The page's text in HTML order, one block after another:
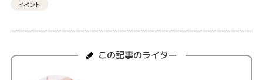
イベント
この記事のライター